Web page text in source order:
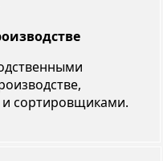
сортировщиками.